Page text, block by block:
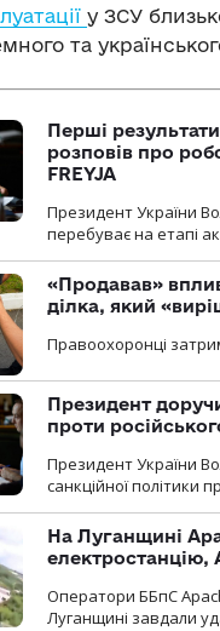
у ЗСУ
та
Перші
розповів про
FREYJA
Президент України
перебуває на етапі
«Продавав»
ділка, який
Правоохоронці
Президент
проти
Президент України
санкційної політики
На Луганщині
електростанцію,
Оператори ББпС
Луганщині завдали